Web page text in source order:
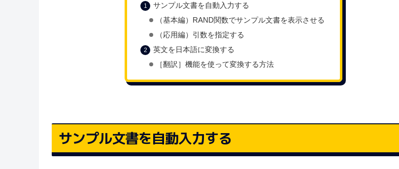
サンプル文書を自動入力する
（基本編）RAND関数でサンプル文書を表示させる
（応用編）引数を指定する
英文を日本語に変換する
［翻訳］機能を使って変換する方法
サンプル文書を自動入力する